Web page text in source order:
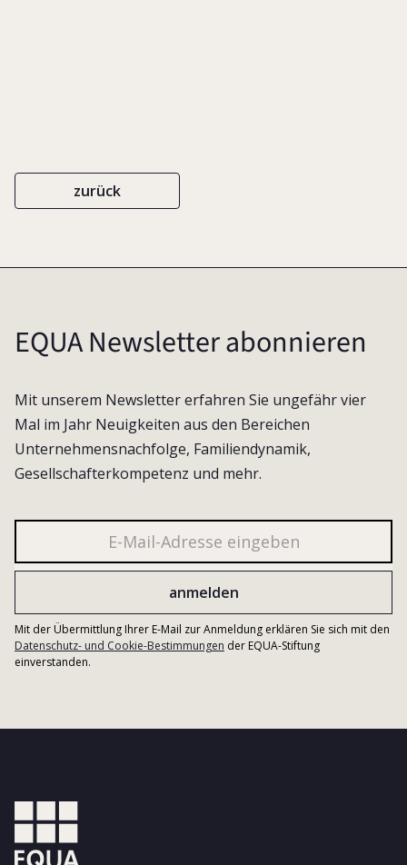
zurück
EQUA Newsletter abonnieren
Mit unserem Newsletter erfahren Sie ungefähr vier
Mal im Jahr Neuigkeiten aus den Bereichen
Unternehmensnachfolge, Familiendynamik,
Gesellschafterkompetenz und mehr.
Mit der Übermittlung Ihrer E-Mail zur Anmeldung erklären Sie sich mit den
Datenschutz- und Cookie-Bestimmungen der EQUA-Stiftung
einverstanden.